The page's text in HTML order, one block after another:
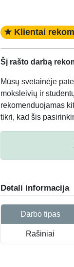
★ Klientai
Šį rašto darbą
Mūsų svetainėje
moksleivių ir
rekomenduojamas
tikri, kad šis
Detali informacija
Darbo tipas
Rašiniai